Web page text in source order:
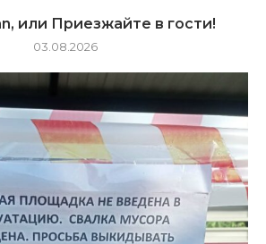
или Приезжайте в гости!
03.08.2026